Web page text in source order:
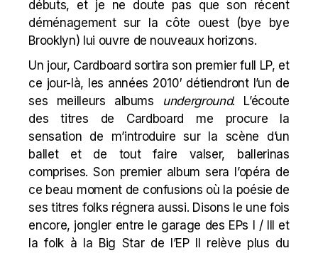
débuts, et je ne doute pas que son récent
déménagement sur la côte ouest (bye bye
Brooklyn) lui ouvre de nouveaux horizons.
Un jour, Cardboard sortira son premier full LP, et
ce jour-là, les années 2010′ détiendront l’un de
ses meilleurs albums underground. L’écoute
des titres de Cardboard me procure la
sensation de m’introduire sur la scène d’un
balletet de tout faire valser, ballerinas
comprises. Son premier album sera l’opéra de
ce beau moment de confusions où la poésie de
ses titres folks régnera aussi. Disons le une fois
encore, jongler entre le garage des EPs I
/ III et
la folk à la Big Star de l’EP II
relève plus du